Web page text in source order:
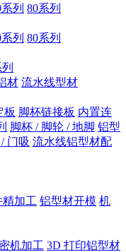
列 80系列
列 80系列
材 流水线型材
板 脚杯链接板 内置连
脚杯 / 脚轮 / 地脚 铝型
门吸 流水线铝型材配
精加工 铝型材开模 机
机加工 3D 打印铝型材